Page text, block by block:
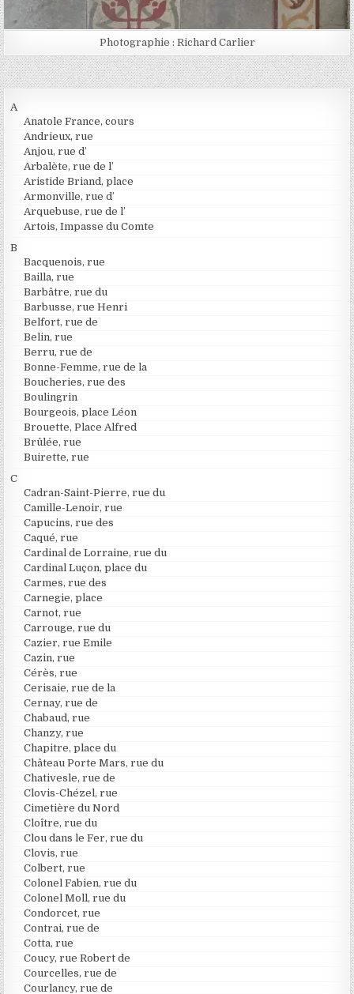
Photographie : Richard Carlier
A
Anatole France, cours
Andrieux, rue
Anjou, rue d’
Arbalète, rue de l’
Aristide Briand, place
Armonville, rue d’
Arquebuse, rue de l’
Artois, Impasse du Comte
B
Bacquenois, rue
Bailla, rue
Barbâtre, rue du
Barbusse, rue Henri
Belfort, rue de
Belin, rue
Berru, rue de
Bonne-Femme, rue de la
Boucheries, rue des
Boulingrin
Bourgeois, place Léon
Brouette, Place Alfred
Brûlée, rue
Buirette, rue
C
Cadran-Saint-Pierre, rue du
Camille-Lenoir, rue
Capucins, rue des
Caqué, rue
Cardinal de Lorraine, rue du
Cardinal Luçon, place du
Carmes, rue des
Carnegie, place
Carnot, rue
Carrouge, rue du
Cazier, rue Emile
Cazin, rue
Cérès, rue
Cerisaie, rue de la
Cernay, rue de
Chabaud, rue
Chanzy, rue
Chapitre, place du
Château Porte Mars, rue du
Chativesle, rue de
Clovis-Chézel, rue
Cimetière du Nord
Cloître, rue du
Clou dans le Fer, rue du
Clovis, rue
Colbert, rue
Colonel Fabien, rue du
Colonel Moll, rue du
Condorcet, rue
Contrai, rue de
Cotta, rue
Coucy, rue Robert de
Courcelles, rue de
Courlancy, rue de